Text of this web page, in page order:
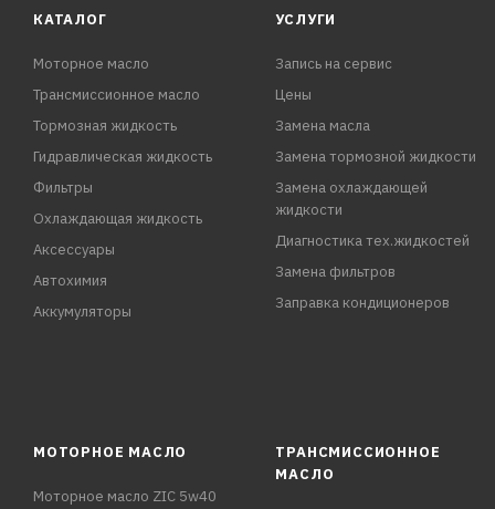
КАТАЛОГ
Моторное масло
Трансмиссионное масло
Тормозная жидкость
Гидравлическая жидкость
Фильтры
Охлаждающая жидкость
Аксессуары
Автохимия
Аккумуляторы
УСЛУГИ
Запись на сервис
Цены
Замена масла
Замена тормозной жидкости
Замена охлаждающей
жидкости
Диагностика тех.жидкостей
Замена фильтров
Заправка кондиционеров
МОТОРНОЕ МАСЛО
Моторное масло ZIC 5w40
ТРАНСМИССИОННОЕ
МАСЛО